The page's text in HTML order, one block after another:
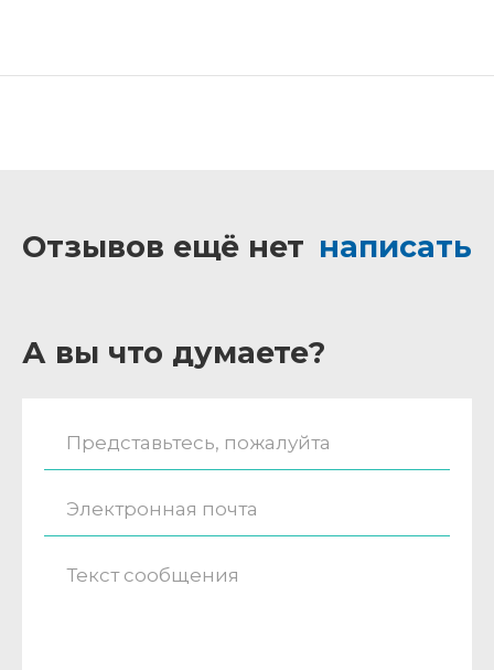
Отзывов ещё нет написать
А вы что думаете?